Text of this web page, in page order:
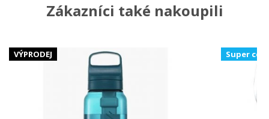
Zákazníci také nakoupili
VÝPRODEJ Super